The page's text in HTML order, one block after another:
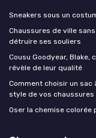
Sneakers sous un
Chaussures de ville
détruire ses souliers
Cousu Goodyear, Blake,
révèle de leur qualité
Comment choisir un sac
style de vos chaussures
Oser la chemise colorée